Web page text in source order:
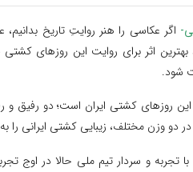
اگر عکاسی را هنر روایتِ تاریخ
اثر برای روایت این روزهای
شود.
روزهای کشتی ایران است؛ دو رفیق
دو وزن مختلف، زیبایی کشتی ایرانی را
با تجربه و سردار تیم ملی حالا در اوج